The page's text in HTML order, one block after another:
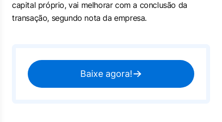
capital próprio, vai melhorar com a conclusão da
transação, segundo nota da empresa.
Baixe agora!